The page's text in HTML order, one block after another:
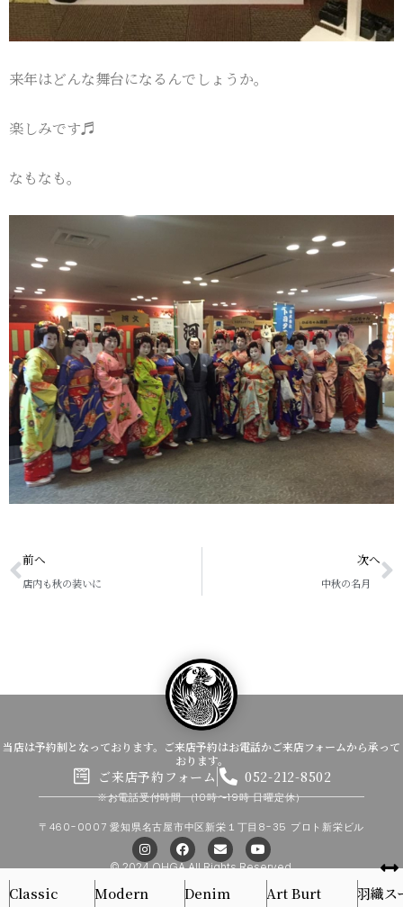
来年はどんな舞台になるんでしょうか。
楽しみです♬
なもなも。
Prev
前へ
店内も秋の装いに
次へ
中秋の名月
当店は予約制となっております。ご来店予約はお電話かご来店フォームから承って
おります。
ご来店予約フォーム 052-212-8502
※お電話受付時間（10時〜19時 日曜定休）
〒460-0007 愛知県名古屋市中区新栄１丁目8-35 プロト新栄ビル
I
n
s
a
F
a
c
e
b
E
n
v
l
Y
o
u
© 2024 OHGA All Rights Reserved.
Classic Modern Denim Art Burt 羽織ス